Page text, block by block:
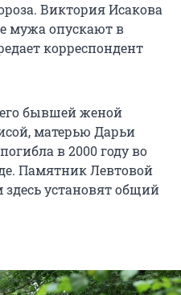
Виктория Исакова
мужа опускают в
корреспондент
бывшей женой
матерью Дарьи
в 2000 году во
Памятник Левтовой
установят общий